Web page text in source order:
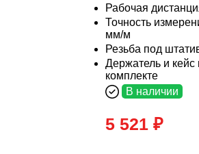
Рабочая
Точность
мм/м
Резьба под
Держатель и кейс
комплекте
В наличии
5 521 ₽